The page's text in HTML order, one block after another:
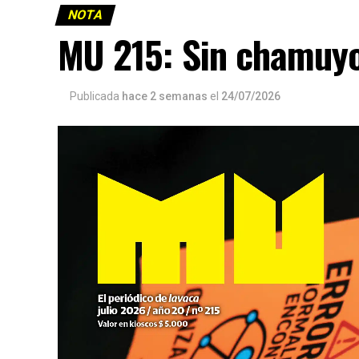
NOTA
MU 215: Sin
Publicada hace 2 semanas el 24/07/2026